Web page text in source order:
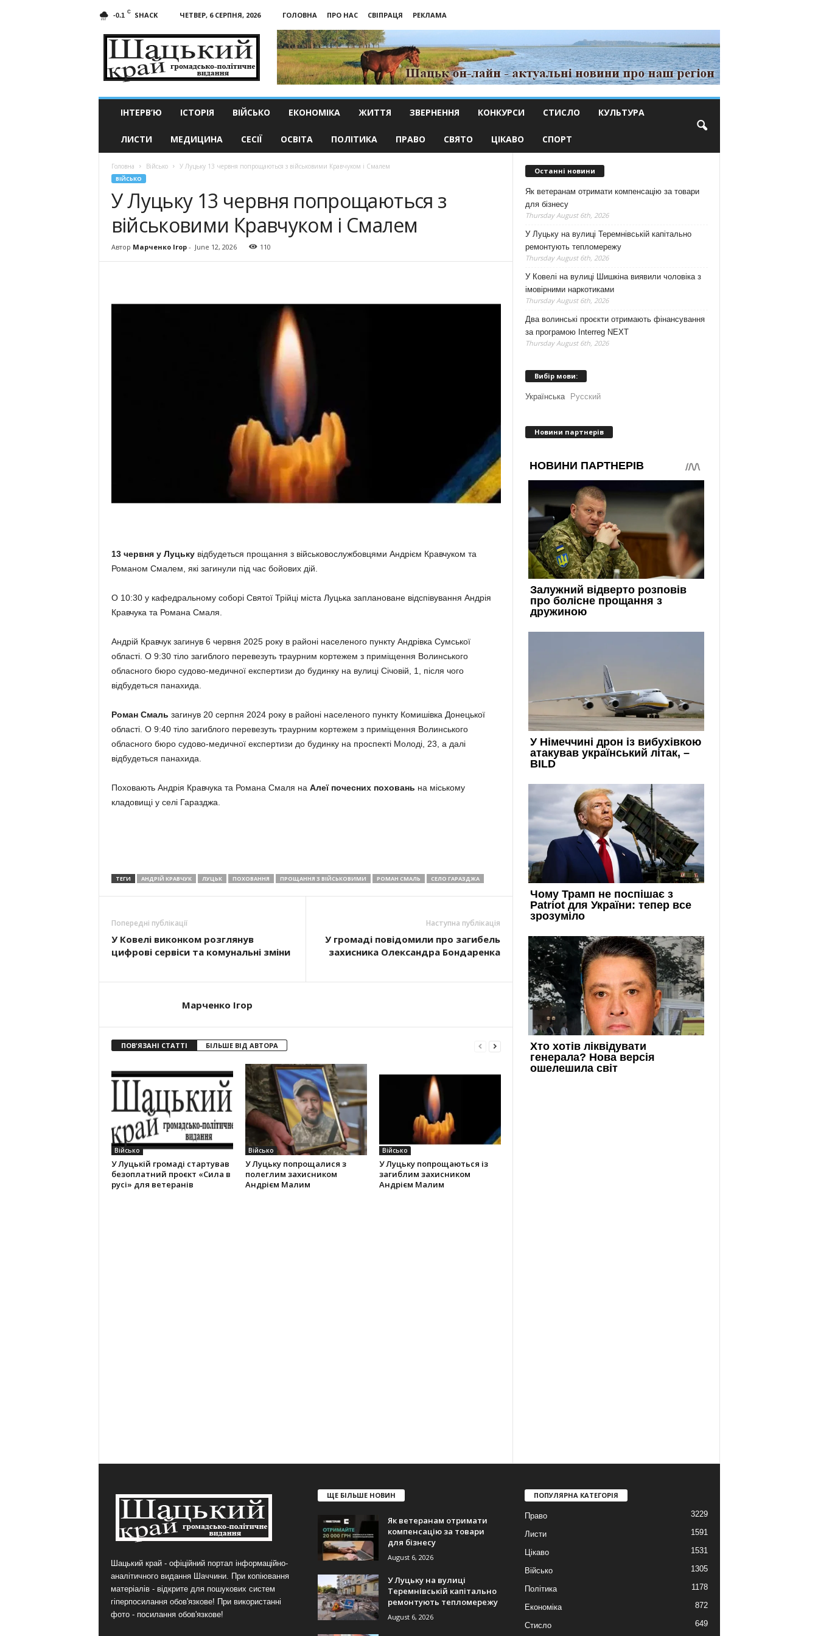
-0.1 C SHACK ЧЕТВЕР, 6 СЕРПНЯ, 2026 ГОЛОВНА ПРО НАС СВІПРАЦЯ
РЕКЛАМА
край
ІНТЕРВ’Ю ІСТОРІЯ ВІЙСЬКО ЕКОНОМІКА ЖИТТЯ ЗВЕРНЕННЯ КОНКУРСИ СТИСЛО КУЛЬТУРА
ЛИСТИ МЕДИЦИНА СЕСІЇ ОСВІТА ПОЛІТИКА ПРАВО СВЯТО ЦІКАВО СПОРТ
Головна Військо У Луцьку 13 червня попрощаються з військовими Кравчуком і Смалем
ВІЙСЬКО
У Луцьку 13 червня попрощаються з
військовими Кравчуком і Смалем
Автор Марченко Ігор- June 12, 2026 110
13 червня у Луцькувідбудеться прощання з військовослужбовцями Андрієм Кравчуком та
Романом Смалем, які загинули під час бойових дій.
О 10:30 у кафедральному соборі Святої Трійці міста Луцька заплановане відспівування Андрія
Кравчука та Романа Смаля.
Андрій Кравчук загинув 6 червня 2025 року в районі населеного пункту Андрівка Сумської
області. О 9:30 тіло загиблого перевезуть траурним кортежем з приміщення Волинського
обласного бюро судово-медичної експертизи до будинку на вулиці Січовій, 1, після чого
відбудеться панахида.
Роман Смаль загинув 20 серпня 2024 року в районі населеного пункту Комишівка Донецької
області. О 9:40 тіло загиблого перевезуть траурним кортежем з приміщення Волинського
обласного бюро судово-медичної експертизи до будинку на проспекті Молоді, 23, а далі
відбудеться панахида.
Поховають Андрія Кравчука та Романа Смаля на Алеї почесних поховань на міському
кладовищі у селі Гаразджа.
ТЕГИ АНДРІЙ КРАВЧУК ЛУЦЬК ПОХОВАННЯ ПРОЩАННЯ З ВІЙСЬКОВИМИ РОМАН СМАЛЬ СЕЛО ГАРАЗДЖА
Попередні публікації
У Ковелі виконком розглянув
цифрові сервіси та комунальні зміни
Наступна публікація
У громаді повідомили про загибель
захисника Олександра Бондаренка
Марченко Ігор
ПОВ'ЯЗАНІ СТАТТІ БІЛЬШЕ ВІД АВТОРА
Військо
У Луцькій громаді стартував
безоплатний проєкт «Сила в
русі» для ветеранів
Військо
У Луцьку попрощалися з
полеглим захисником
Андрієм Малим
Військо
У Луцьку попрощаються із
загиблим захисником
Андрієм Малим
Останні новини
Як ветеранам отримати компенсацію за товари
для бізнесу
Thursday August 6th, 2026
У Луцьку на вулиці Теремнівській капітально
ремонтують тепломережу
Thursday August 6th, 2026
У Ковелі на вулиці Шишкіна виявили чоловіка з
імовірними наркотиками
Thursday August 6th, 2026
Два волинські проєкти отримають фінансування
за програмою Interreg NEXT
Thursday August 6th, 2026
Вибір мови:
Українська Русский
Новини партнерів
Шацький край - офіційний портал інформаційно-
аналітичного видання Шаччини. При копіювання
матеріалів - відкрите для пошукових систем
гіперпосилання обов'язкове! При використанні
фото - посилання обов'язкове!
ЩЕ БІЛЬШЕ НОВИН
Як ветеранам отримати
компенсацію за товари
для бізнесу
August 6, 2026
У Луцьку на вулиці
Теремнівській капітально
ремонтують тепломережу
August 6, 2026
ПОПУЛЯРНА КАТЕГОРІЯ
Право 3229
Листи 1591
Цікаво 1531
Військо 1305
Політика 1178
Економіка 872
Стисло 649